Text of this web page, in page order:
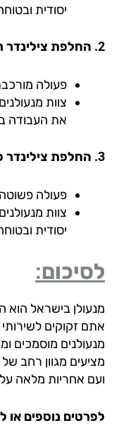
יסודית ובטוחה.
פעולה מורכבת
צוות מנעולנים
את העבודה
פעולה פשוטה
צוות מנעולנים
יסודית ובטוחה.
בישראל הוא
זקוקים לשירותי
מוסמכים
מגוון רחב של
אחריות מלאה על
נוספים או